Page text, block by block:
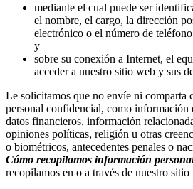
mediante el cual puede ser
el nombre, el cargo, la dirección
electrónico o el número de
y
sobre su conexión a Internet, el
acceder a nuestro sitio web y sus
Le solicitamos que no envíe ni comparta
personal confidencial, como información
datos financieros, información
opiniones políticas, religión u otras
o biométricos, antecedentes penales o
Cómo recopilamos información
recopilamos en o a través de nuestro